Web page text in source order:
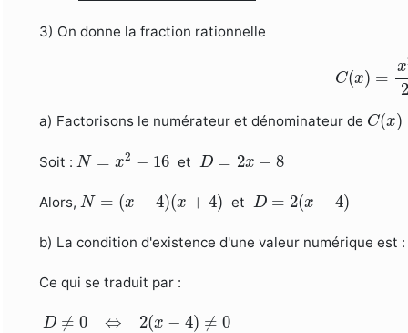
3) On donne la fraction rationnelle
C(x) =
x
2
a) Factorisons le numérateur et dénominateur de C(x)
C( )
Soit : N = x2 − 16
N= −16 et D = 2x − 8
D= x−8
Alors, N = (x − 4)(x + 4)
N= − x+4 et D = 2(x − 4)
D= (x−
b) La condition d'existence d'une valeur numérique est :
Ce qui se traduit par :
D ≠ 0 ⇔ 2(x − 4) ≠ 0
D≠ 0 ⇔ ( x 4)≠ ⇔x −4≠